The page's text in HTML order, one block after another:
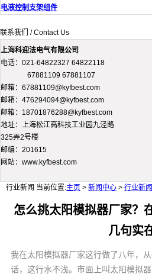
电液控制支架组件
联系我们 / Contact Us
上海科迎法电气有限公司
电话：021-64822327 64822118
67881109 67881107
邮箱：67881109@kyfbest.com
邮箱：476294094@kyfbest.com
邮箱：18701876288@kyfbest.com
地址：上海松江高科技工业园九泾路
325弄2号楼
邮编：201615
网站：www.kyfbest.com
行业新闻 当前位置:主页 > 新闻中心 > 行业新闻
怎么挑太阳模拟器厂家？
几句实
我在太阳模拟器厂家这行做了八年，
话，这行水不浅。市面上叫太阳模拟